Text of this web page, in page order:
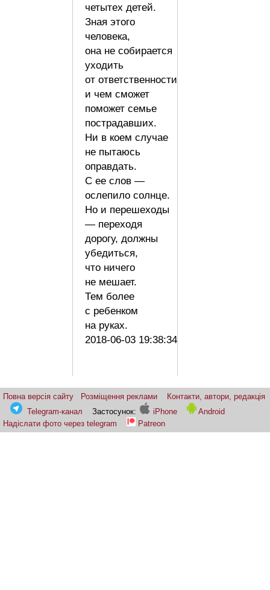
четытех детей.
Зная этого
человека,
она не собирается
уходить
от ответственности
и чем сможет
поможет семье
пострадавших.
Ни в коем случае
не пытаюсь
оправдать.
С ее слов —
ослепило солнце.
Но и перешеходы
— переходя
дорогу, должны
убедиться,
что ничего
не мешает.
Тем более
с ребенком
на руках.
2018-06-03 19:38:34
Повна версія сайту Розміщення реклами
Контакти, автори, редакція
Telegram-канал
Застосунок: iPhone
Android
Надіслати фото через telegram
Patreon